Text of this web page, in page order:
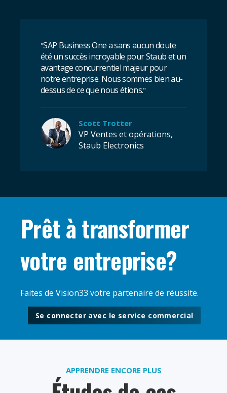
"SAP Business One a sans aucun doute
été un succès incroyable pour Staub et un
avantage concurrentiel majeur pour
notre entreprise. Nous sommes bien au-
dessus de ce que nous étions."
Scott Trotter
VP Ventes et opérations,
Staub Electronics
Prêt à transformer
votre entreprise?
Faites de Vision33 votre partenaire de réussite.
Se connecter avec le service commercial
APPRENDRE ENCORE PLUS